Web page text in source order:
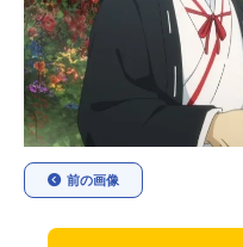
アニメ映画一覧
今期アニメ曜日別一覧
春アニメ
秋アニメ
前の画像